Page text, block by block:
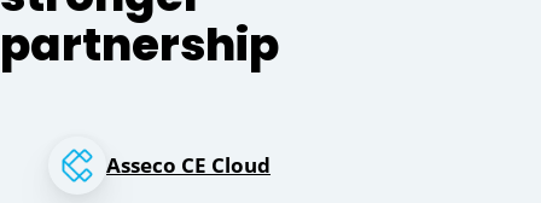
partnership
Asseco CE Cloud